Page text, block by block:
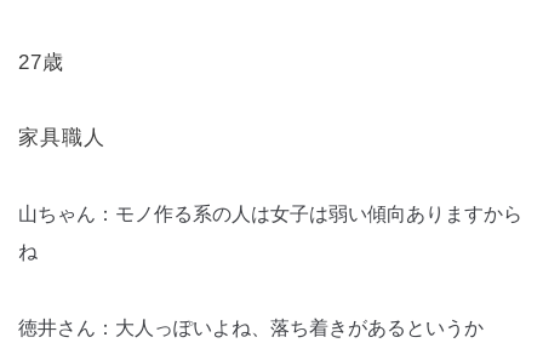
27歳
家具職人
山ちゃん：モノ作る系の人は女子は弱い傾向ありますから
ね
徳井さん：大人っぽいよね、落ち着きがあるというか